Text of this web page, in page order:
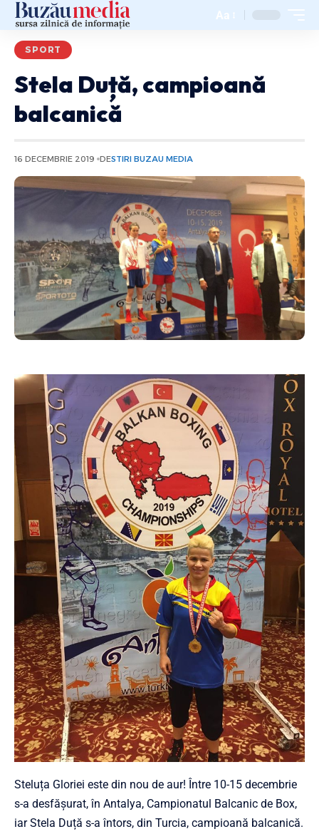
Aa
SPORT
Stela Duță, campioană
balcanică
16 DECEMBRIE 2019 DESTIRI BUZAU MEDIA
Steluța Gloriei este din nou de aur! Între 10-15 decembrie
s-a desfășurat, în Antalya, Campionatul Balcanic de Box,
iar Stela Duță s-a întors, din Turcia, campioană balcanică.